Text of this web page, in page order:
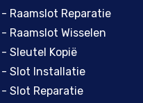
- Raamslot Reparatie
- Raamslot Wisselen
- Sleutel Kopië
- Slot Installatie
- Slot Reparatie